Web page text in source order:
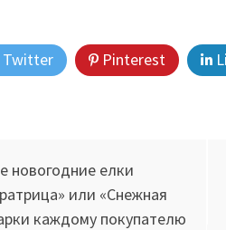
Twitter Pinterest
новогодние елки
или «Снежная
каждому покупателю